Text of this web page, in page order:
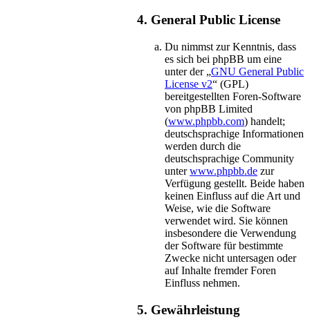
4. General Public License
Du nimmst zur Kenntnis, dass
es sich bei phpBB um eine
unter der „GNU General Public
License v2“ (GPL)
bereitgestellten Foren-Software
von phpBB Limited
(www.phpbb.com) handelt;
deutschsprachige Informationen
werden durch die
deutschsprachige Community
unterwww.phpbb.de zur
Verfügung gestellt. Beide haben
keinen Einfluss auf die Art und
Weise, wie die Software
verwendet wird. Sie können
insbesondere die Verwendung
der Software für bestimmte
Zwecke nicht untersagen oder
auf Inhalte fremder Foren
Einfluss nehmen.
5. Gewährleistung